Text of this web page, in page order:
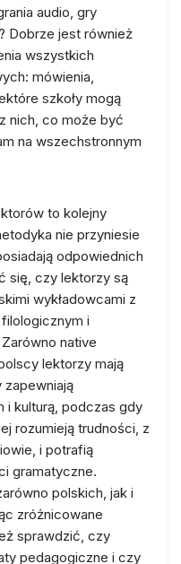
audio, gry
Dobrze jest również
wszystkich
mówienia,
szkoły mogą
nich, co może być
na wszechstronnym
to kolejny
nie przyniesie
odpowiednich
się, czy lektorzy są
wykładowcami z
i
native
lektorzy mają
i kulturą, podczas gdy
rozumieją trudności, z
i potrafią
gramatyczne.
polskich, jak i
zróżnicowane
sprawdzić, czy
pedagogiczne i czy